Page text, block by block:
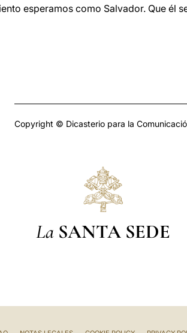
esperamos como Salvador. Que él
Copyright © Dicasterio para la
La SANTA SEDE